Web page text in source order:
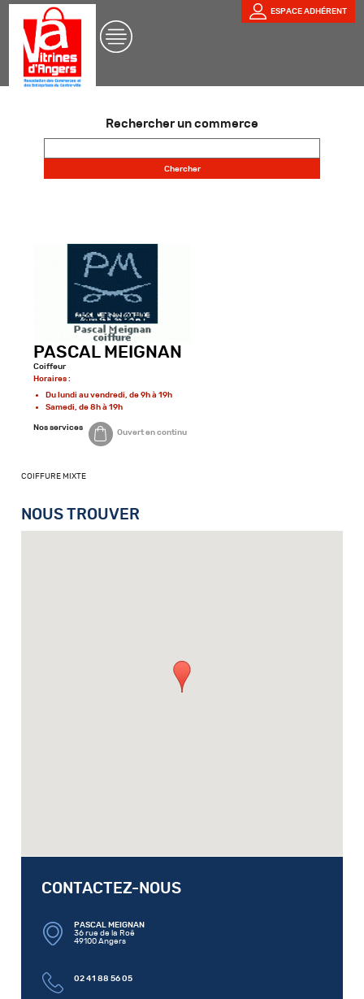
ESPACE ADHÉRENT
Rechercher un commerce
PASCAL MEIGNAN
Coiffeur
Horaires :
Du lundi au vendredi, de 9h à 19h
Samedi, de 8h à 19h
Nos services
Ouvert en continu
COIFFURE MIXTE
NOUS TROUVER
CONTACTEZ-NOUS
PASCAL MEIGNAN
36 rue de la Roë
49100 Angers
02 41 88 56 05